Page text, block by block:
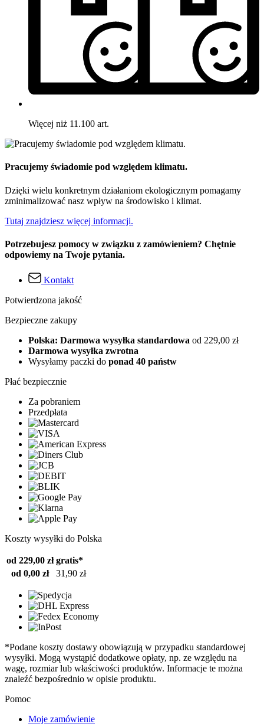
Więcej niż 11.100 art.
Pracujemy świadomie pod względem klimatu.
Dzięki wielu konkretnym działaniom ekologicznym pomagamy
zminimalizować nasz wpływ na środowisko i klimat.
Tutaj znajdziesz więcej informacji.
Potrzebujesz pomocy w związku z zamówieniem? Chętnie
odpowiemy na Twoje pytania.
Kontakt
Potwierdzona jakość
Bezpieczne zakupy
Polska: Darmowa wysyłka standardowa od 229,00 zł
Darmowa wysyłka zwrotna
Wysyłamy paczki do ponad 40 państw
Płać bezpiecznie
Za pobraniem
Przedpłata
Koszty wysyłki do Polska
od 229,00 zł gratis*
od 0,00 zł
31,90 zł
*Podane koszty dostawy obowiązują w przypadku standardowej
wysyłki. Mogą wystąpić dodatkowe opłaty, np. ze względu na
wagę, rozmiar lub właściwości produktów. Informacje te można
znaleźć bezpośrednio w opisie produktu.
Pomoc
Moje zamówienie